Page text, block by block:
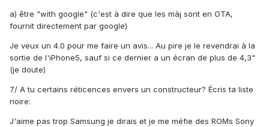
a) être "with google" (c'est à dire que les màj sont en OTA,
fournit directement par google)
Je veux un 4.0 pour me faire un avis... Au pire je le revendrai à la
sortie de l'iPhone5, sauf si ce dernier a un écran de plus de 4,3"
(je doute)
7/ A tu certains réticences envers un constructeur? Écris ta liste
noire:
J'aime pas trop Samsung je dirais et je me méfie des ROMs Sony